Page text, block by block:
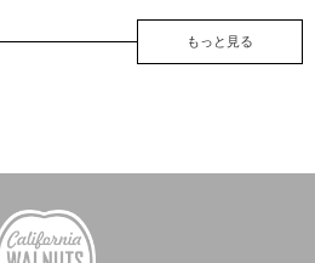
もっと見る